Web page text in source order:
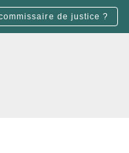
de justice ?